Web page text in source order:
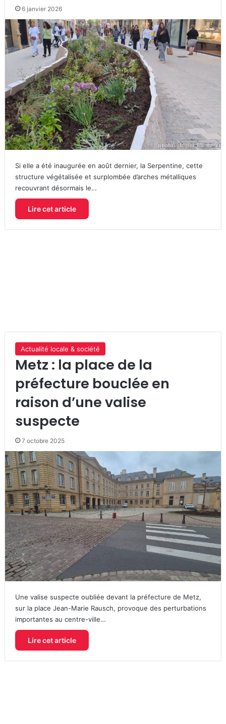
6 janvier 2026
Si elle a été inaugurée en août dernier, la Serpentine, cette
structure végétalisée et surplombée d’arches métalliques
recouvrant désormais le…
Lire cet article
Actualité locale & société
Metz : la place de la
préfecture bouclée en
raison d’une valise
suspecte
7 octobre 2025
Une valise suspecte oubliée devant la préfecture de Metz,
sur la place Jean-Marie Rausch, provoque des perturbations
importantes au centre-ville…
Lire cet article